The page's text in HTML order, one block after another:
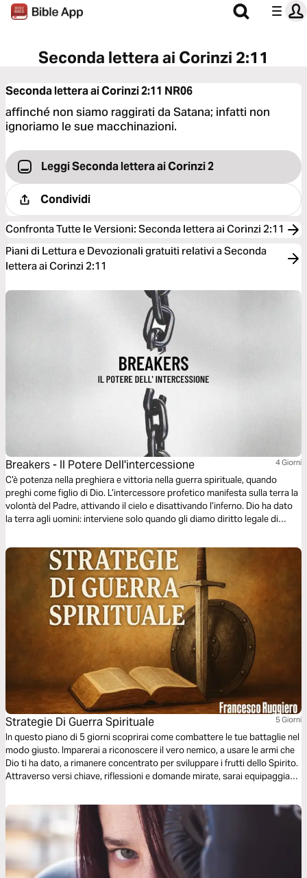
Seconda lettera ai Corinzi 2:11
Seconda lettera ai Corinzi 2:11 NR06
affinché non siamo raggirati da Satana; infatti non
ignoriamo le sue macchinazioni.
Leggi Seconda lettera ai Corinzi 2
Condividi
Confronta Tutte le Versioni: Seconda lettera ai Corinzi 2:11
Piani di Lettura e Devozionali gratuiti relativi a Seconda
lettera ai Corinzi 2:11
Breakers - Il Potere Dell'intercessione 4 Giorni
C’è potenza nella preghiera e vittoria nella guerra spirituale, quando
preghi come figlio di Dio. L’intercessore profetico manifesta sulla terra la
volontà del Padre, attivando il cielo e disattivando l’inferno. Dio ha dato
la terra agli uomini: interviene solo quando gli diamo diritto legale di
Breakers sono intercessori che si pongono sulla breccia con autorità,
rilasciando potenza divina e generando trasformazioni. La vera preghiera
va oltre la routine: lega e scioglie nel mondo spirituale, portando il cielo
Strategie Di Guerra Spirituale 5 Giorni
In questo piano di 5 giorni scoprirai come combattere le tue battaglie nel
modo giusto. Imparerai a riconoscere il vero nemico, a usare le armi che
Dio ti ha dato, a rimanere concentrato per sviluppare i frutti dello Spirito.
Attraverso versi chiave, riflessioni e domande mirate, sarai equipaggiato
croce. La guerra è reale, ma in Cristo la vittoria è già stata assicurata